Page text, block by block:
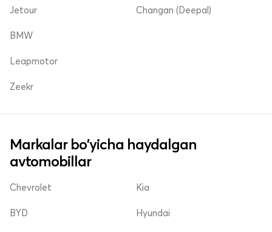
Jetour Changan (Deepal)
BMW
Leapmotor
Zeekr
Markalar bo'yicha haydalgan
avtomobillar
Chevrolet
BYD
Kia
Hyundai